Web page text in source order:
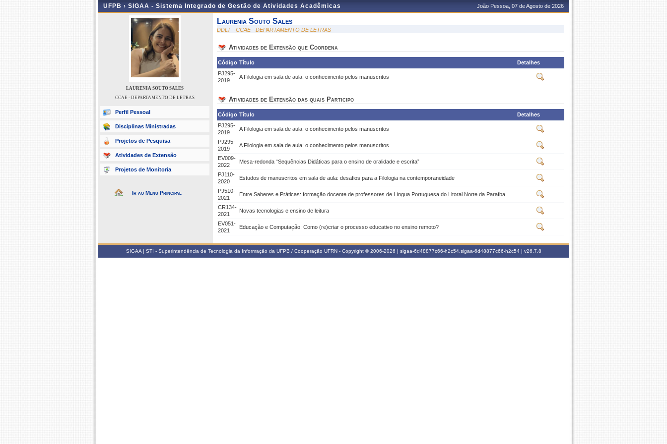
UFPB › SIGAA - Sistema Integrado de Gestão de Atividades Acadêmicas João Pessoa, 07 de Agosto de 2026
LAURENIA SOUTO SALES
CCAE - DEPARTAMENTO DE LETRAS
Perfil Pessoal
Disciplinas Ministradas
Projetos de Pesquisa
Atividades de Extensão
Projetos de Monitoria
Ir ao Menu Principal
Laurenia Souto Sales
DDLT - CCAE - DEPARTAMENTO DE LETRAS
Atividades de Extensão que Coordena
Código Título
Detalhes
PJ295-
2019
A Filologia em sala de aula: o conhecimento pelos manuscritos
Atividades de Extensão das quais Participo
Código Título
Detalhes
PJ295-
2019
A Filologia em sala de aula: o conhecimento pelos manuscritos
PJ295-
2019
A Filologia em sala de aula: o conhecimento pelos manuscritos
EV009-
2022
Mesa-redonda “Sequências Didáticas para o ensino de oralidade e escrita”
PJ110-
2020
Estudos de manuscritos em sala de aula: desafios para a Filologia na contemporaneidade
PJ510-
2021
Entre Saberes e Práticas: formação docente de professores de Língua Portuguesa do Litoral Norte da Paraíba
CR134-
2021
Novas tecnologias e ensino de leitura
EV051-
2021
Educação e Computação: Como (re)criar o processo educativo no ensino remoto?
SIGAA | STI - Superintendência de Tecnologia da Informação da UFPB / Cooperação UFRN - Copyright © 2006-2026 | sigaa-6d48877c66-h2c54.sigaa-6d48877c66-h2c54 | v26.7.8